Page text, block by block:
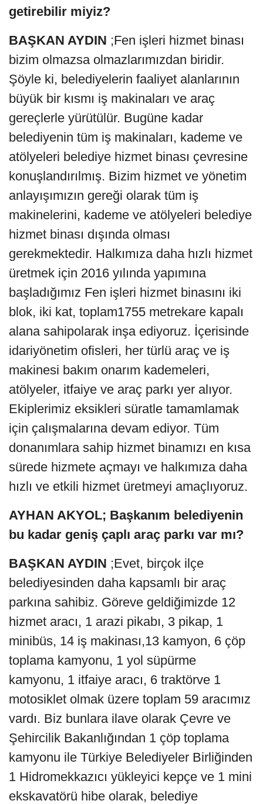
getirebilir miyiz?
BAŞKAN AYDIN ;Fen işleri hizmet binası
bizim olmazsa olmazlarımızdan biridir.
Şöyle ki, belediyelerin faaliyet alanlarının
büyük bir kısmı iş makinaları ve araç
gereçlerle yürütülür. Bugüne kadar
belediyenin tüm iş makinaları, kademe ve
atölyeleri belediye hizmet binası çevresine
konuşlandırılmış. Bizim hizmet ve yönetim
anlayışımızın gereği olarak tüm iş
makinelerini, kademe ve atölyeleri belediye
hizmet binası dışında olması
gerekmektedir. Halkımıza daha hızlı hizmet
üretmek için 2016 yılında yapımına
başladığımız Fen işleri hizmet binasını iki
blok, iki kat, toplam1755 metrekare kapalı
alana sahipolarak inşa ediyoruz. İçerisinde
idariyönetim ofisleri, her türlü araç ve iş
makinesi bakım onarım kademeleri,
atölyeler, itfaiye ve araç parkı yer alıyor.
Ekiplerimiz eksikleri süratle tamamlamak
için çalışmalarına devam ediyor. Tüm
donanımlara sahip hizmet binamızı en kısa
sürede hizmete açmayı ve halkımıza daha
hızlı ve etkili hizmet üretmeyi amaçlıyoruz.
AYHAN AKYOL; Başkanım belediyenin
bu kadar geniş çaplı araç parkı var mı?
BAŞKAN AYDIN ;Evet, birçok ilçe
belediyesinden daha kapsamlı bir araç
parkına sahibiz. Göreve geldiğimizde 12
hizmet aracı, 1 arazi pikabı, 3 pikap, 1
minibüs, 14 iş makinası,13 kamyon, 6 çöp
toplama kamyonu, 1 yol süpürme
kamyonu, 1 itfaiye aracı, 6 traktörve 1
motosiklet olmak üzere toplam 59 aracımız
vardı. Biz bunlara ilave olarak Çevre ve
Şehircilik Bakanlığından 1 çöp toplama
kamyonu ile Türkiye Belediyeler Birliğinden
1 Hidromekkazıcı yükleyici kepçe ve 1 mini
ekskavatörü hibe olarak, belediye